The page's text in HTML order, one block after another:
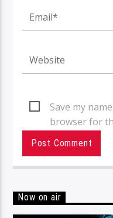
Save my
browser for
Now on air